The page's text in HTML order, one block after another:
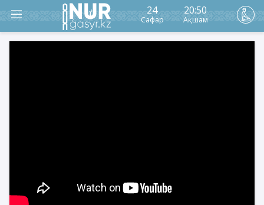
24
Сафар
20:50
Ақшам